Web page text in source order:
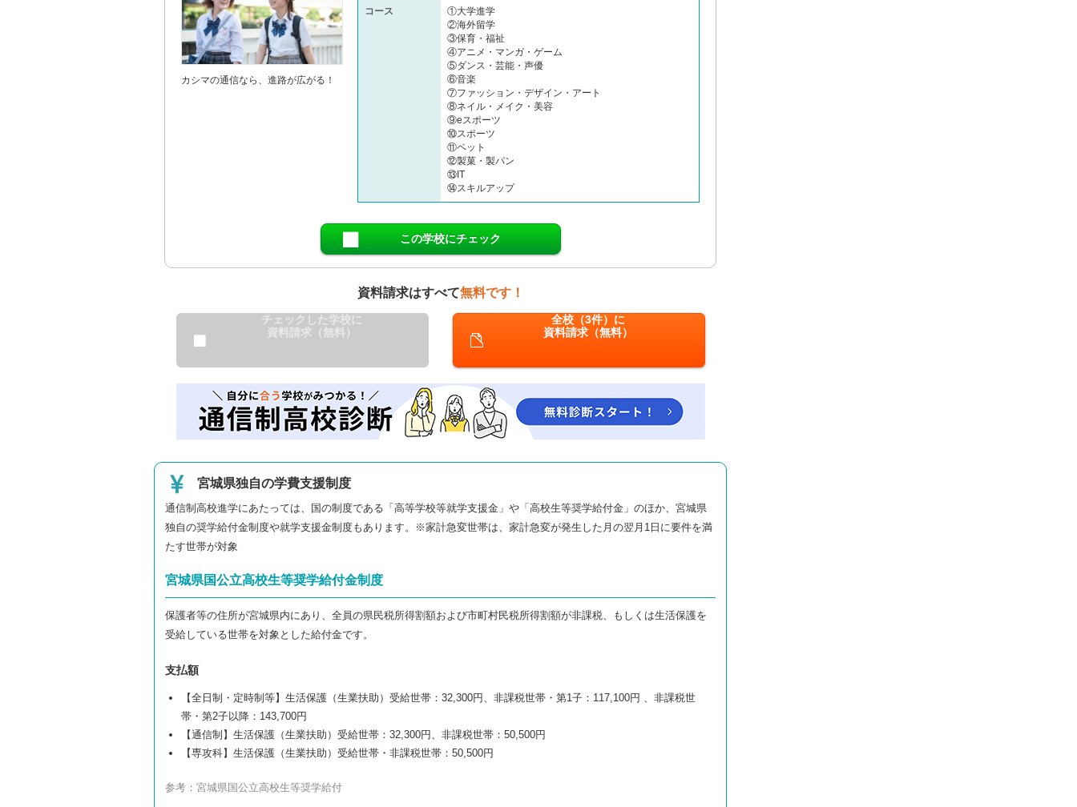
カシマの通信なら、進路が広がる！
コース
①大学進学
②海外留学
③保育・福祉
④アニメ・マンガ・ゲーム
⑤ダンス・芸能・声優
⑥音楽
⑦ファッション・デザイン・アート
⑧ネイル・メイク・美容
⑨eスポーツ
⑩スポーツ
⑪ペット
⑫製菓・製パン
⑬IT
⑭スキルアップ
この学校にチェック
資料請求はすべて無料です！
チェックした学校に
資料請求（無料）
全校（3件）に
資料請求（無料）
宮城県独自の学費支援制度
通信制高校進学にあたっては、国の制度である「高等学校等就学支援金」や「高校生等奨学給付金」のほか、宮城県
独自の奨学給付金制度や就学支援金制度もあります。※家計急変世帯は、家計急変が発生した月の翌月1日に要件を満
たす世帯が対象
宮城県国公立高校生等奨学給付金制度
保護者等の住所が宮城県内にあり、全員の県民税所得割額および市町村民税所得割額が非課税、もしくは生活保護を
受給している世帯を対象とした給付金です。
支払額
【全日制・定時制等】生活保護（生業扶助）受給世帯：32,300円、非課税世帯・第1子：117,100円 、非課税世
帯・第2子以降：143,700円
【通信制】生活保護（生業扶助）受給世帯：32,300円、非課税世帯：50,500円
【専攻科】生活保護（生業扶助）受給世帯・非課税世帯：50,500円
参考： 宮城県国公立高校生等奨学給付